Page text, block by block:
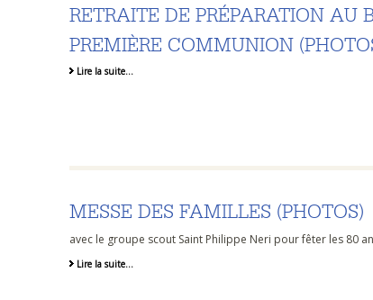
RETRAITE DE PRÉPARATION AU
PREMIÈRE COMMUNION
Lire la suite…
MESSE DES FAMILLES (PHOTOS)
avec le groupe scout Saint Philippe Neri pour fêter les 80
Lire la suite…